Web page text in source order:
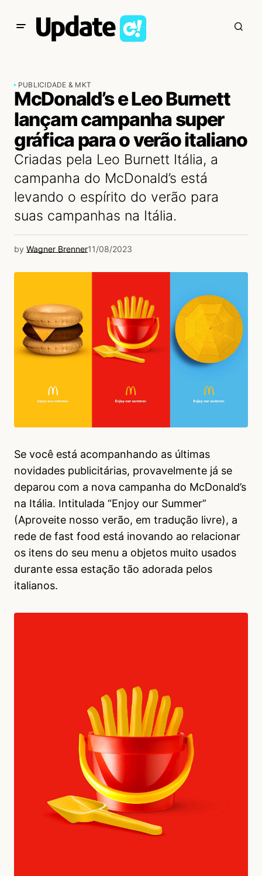
PUBLICIDADE & MKT
McDonald’s e Leo Burnett
lançam campanha super
gráfica para o verão italiano
Criadas pela Leo Burnett Itália, a
campanha do McDonald’s está
levando o espírito do verão para
suas campanhas na Itália.
by Wagner Brenner11/08/2023
Se você está acompanhando as últimas
novidades publicitárias, provavelmente já se
deparou com a nova campanha do McDonald’s
na Itália. Intitulada “Enjoy our Summer”
(Aproveite nosso verão, em tradução livre), a
rede de fast food está inovando ao relacionar
os itens do seu menu a objetos muito usados
durante essa estação tão adorada pelos
italianos.